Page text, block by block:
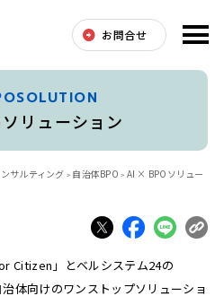
お問合せ
リューション
サルティング 自治体BPO
AI × BPOソリュー
Citizen」とベルシステム24の
体向けのワンストップソリューショ